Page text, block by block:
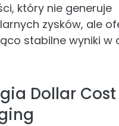
który nie generuje
zysków, ale
stabilne wyniki w
Dollar Cost